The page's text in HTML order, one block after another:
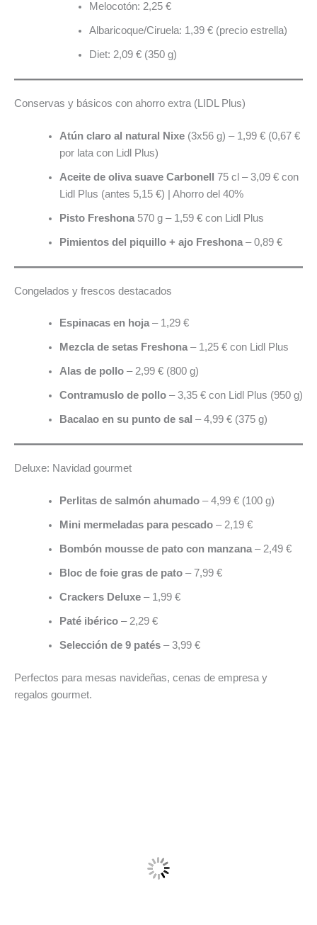
Melocotón: 2,25 €
Albaricoque/Ciruela: 1,39 € (precio estrella)
Diet: 2,09 € (350 g)
Conservas y básicos con ahorro extra (LIDL Plus)
Atún claro al natural Nixe(3x56 g) – 1,99 € (0,67 €
por lata con Lidl Plus)
Aceite de oliva suave Carbonell
75 cl – 3,09 € con
Lidl Plus (antes 5,15 €) | Ahorro del 40%
Pisto Freshona570 g – 1,59 € con Lidl Plus
Pimientos del piquillo + ajo Freshona– 0,89 €
Congelados y frescos destacados
Espinacas en hoja– 1,29 €
Mezcla de setas Freshona– 1,25 € con Lidl Plus
Alas de pollo– 2,99 € (800 g)
Contramuslo de pollo– 3,35 € con Lidl Plus (950 g)
Bacalao en su punto de sal – 4,99 € (375 g)
Deluxe: Navidad gourmet
Perlitas de salmón ahumado– 4,99 € (100 g)
Mini mermeladas para pescado– 2,19 €
Bombón mousse de pato con manzana– 2,49 €
Bloc de foie gras de pato– 7,99 €
Crackers Deluxe– 1,99 €
Paté ibérico– 2,29 €
Selección de 9 patés– 3,99 €
Perfectos para mesas navideñas, cenas de empresa y
regalos gourmet.